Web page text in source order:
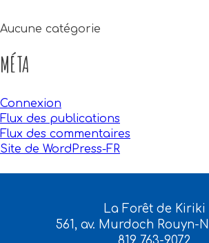
Aucune catégorie
MÉTA
Connexion
Flux des publications
Flux des commentaires
Site de WordPress-FR
La Forêt de Kiriki
561, av. Murdoch Rouyn-